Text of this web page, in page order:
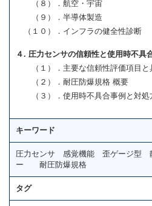
（８）．航空・宇宙
（９）．半導体製造
（１０）．インフラの健全性診断
４. 圧力センサの信頼性と使用時不具
（１）．主要な信頼性評価項目と
（２）．耐圧防爆規格 概要
（３）．使用時不具合事例と対処
キーワード
圧力センサ 感覚機能 歪ゲージ型
ー 耐圧防爆規格
タグ